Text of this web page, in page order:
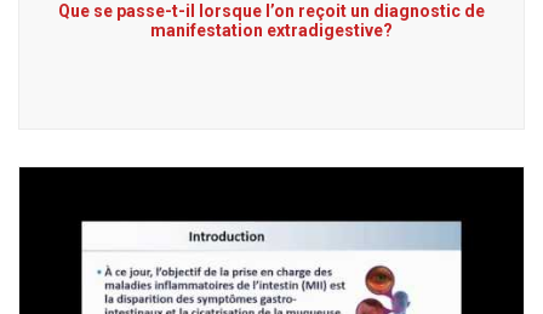
Que se passe-t-il lorsque l’on reçoit un diagnostic de
manifestation extradigestive?